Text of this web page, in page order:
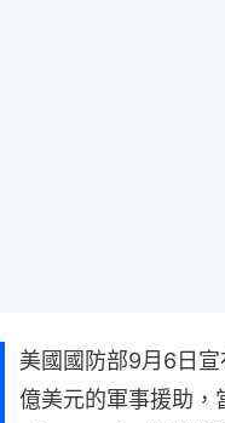
美國國防部9月6日
億美元的軍事援助，